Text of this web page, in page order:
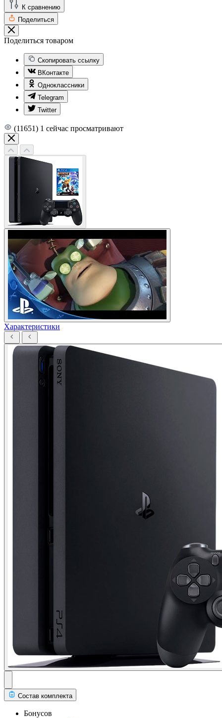
К сравнению
Поделиться
Поделиться товаром
Скопировать ссылку
ВКонтакте
Одноклассники
Telegram
Twitter
(11651) 1 сейчас просматривают
Характеристики
Состав комплекта
Бонусов